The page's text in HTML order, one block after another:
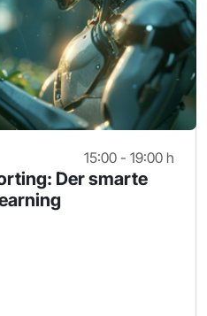
15:00 - 19:00 h
Der smarte